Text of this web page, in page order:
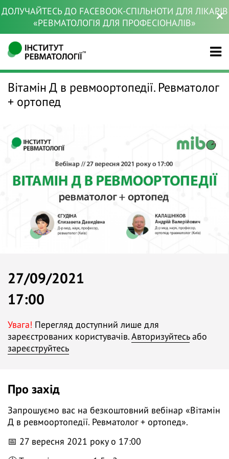
ДОЛУЧАЙТЕСЬ ДО FACEBOOK-СПІЛЬНОТИ ДЛЯ ЛІКАРІВ
«РЕВМАТОЛОГІЯ ДЛЯ ПРОФЕСІОНАЛІВ»
Вітамін Д в ревмоортопедії. Ревматолог
+ ортопед
27/09/2021
17:00
Увага! Перегляд доступний лише для
зареєстрованих користувачів.Авторизуйтесьабо
зареєструйтесь
Про захід
Запрошуємо вас на безкоштовний вебінар «Вітамін
Д в ревмоортопедії. Ревматолог + ортопед».
📅 27 вересня 2021 року о 17:00